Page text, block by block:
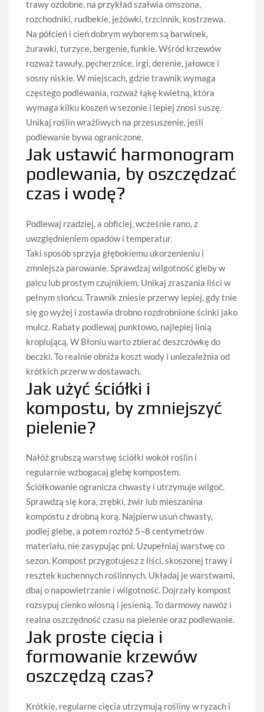
trawy ozdobne, na przykład szałwia omszona,
rozchodniki, rudbekie, jeżówki, trzcinnik, kostrzewa.
Na półcień i cień dobrym wyborem są barwinek,
żurawki, turzyce, bergenie, funkie. Wśród krzewów
rozważ tawuły, pęcherznice, irgi, derenie, jałowce i
sosny niskie. W miejscach, gdzie trawnik wymaga
częstego podlewania, rozważ łąkę kwietną, która
wymaga kilku koszeń w sezonie i lepiej znosi suszę.
Unikaj roślin wrażliwych na przesuszenie, jeśli
podlewanie bywa ograniczone.
Jak ustawić harmonogram
podlewania, by oszczędzać
czas i wodę?
Podlewaj rzadziej, a obficiej, wcześnie rano, z
uwzględnieniem opadów i temperatur.
Taki sposób sprzyja głębokiemu ukorzenieniu i
zmniejsza parowanie. Sprawdzaj wilgotność gleby w
palcu lub prostym czujnikiem. Unikaj zraszania liści w
pełnym słońcu. Trawnik zniesie przerwy lepiej, gdy tnie
się go wyżej i zostawia drobno rozdrobnione ścinki jako
mulcz. Rabaty podlewaj punktowo, najlepiej linią
kroplującą. W Błoniu warto zbierać deszczówkę do
beczki. To realnie obniża koszt wody i uniezależnia od
krótkich przerw w dostawach.
Jak użyć ściółki i
kompostu, by zmniejszyć
pielenie?
Nałóż grubszą warstwę ściółki wokół roślin i
regularnie wzbogacaj glebę kompostem.
Ściółkowanie ogranicza chwasty i utrzymuje wilgoć.
Sprawdzą się kora, zrębki, żwir lub mieszanina
kompostu z drobną korą. Najpierw usuń chwasty,
podlej glebę, a potem rozłóż 5–8 centymetrów
materiału, nie zasypując pni. Uzupełniaj warstwę co
sezon. Kompost przygotujesz z liści, skoszonej trawy i
resztek kuchennych roślinnych. Układaj je warstwami,
dbaj o napowietrzanie i wilgotność. Dojrzały kompost
rozsypuj cienko wiosną i jesienią. To darmowy nawóz i
realna oszczędność czasu na pielenie oraz podlewanie.
Jak proste cięcia i
formowanie krzewów
oszczędzą czas?
Krótkie, regularne cięcia utrzymują rośliny w ryzach i